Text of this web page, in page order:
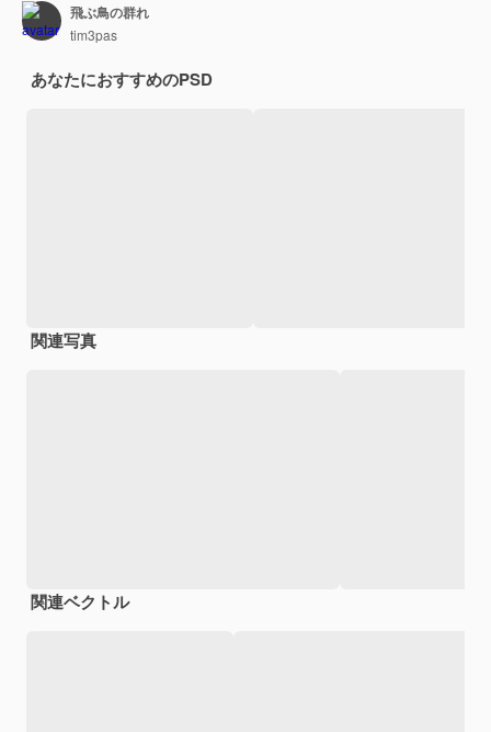
飛ぶ鳥の群れ
tim3pas
あなたにおすすめのPSD
関連写真
関連ベクトル